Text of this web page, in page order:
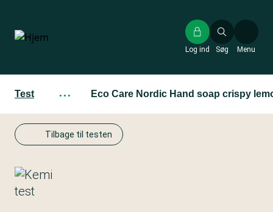
hovedindhold
Søg
Log ind Menu
Test ··· Eco Care Nordic Hand soap crispy
Tilbage til testen